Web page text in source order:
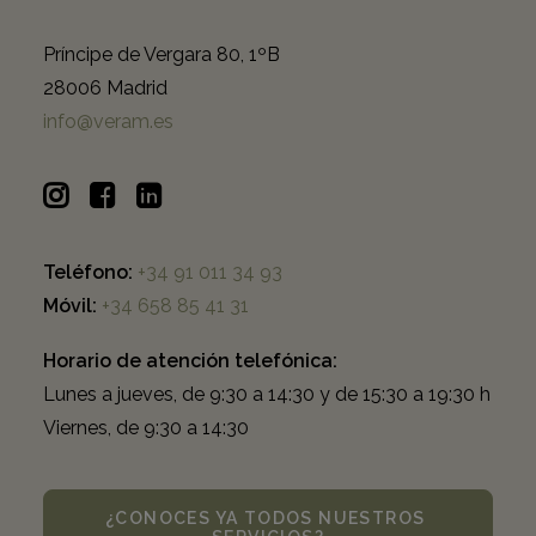
Príncipe de Vergara 80, 1ºB
28006 Madrid
info@veram.es
Teléfono: +34 91 011 34 93
Móvil: +34 658 85 41 31
Horario de atención telefónica:
Lunes a jueves, de 9:30 a 14:30 y de 15:30 a 19:30 h
Viernes, de 9:30 a 14:30
¿CONOCES YA TODOS NUESTROS